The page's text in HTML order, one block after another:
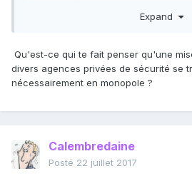
Expand
Qu'est-ce qui te fait penser qu'une
divers agences privées de sécurité se
nécessairement en monopole ?
Calembredaine
Posté 22 juillet 2017